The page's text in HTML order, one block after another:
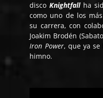
discoKnightfall ha
como uno de los
su carrera, con
Joakim Brodén
Iron Power, que ya
himno.